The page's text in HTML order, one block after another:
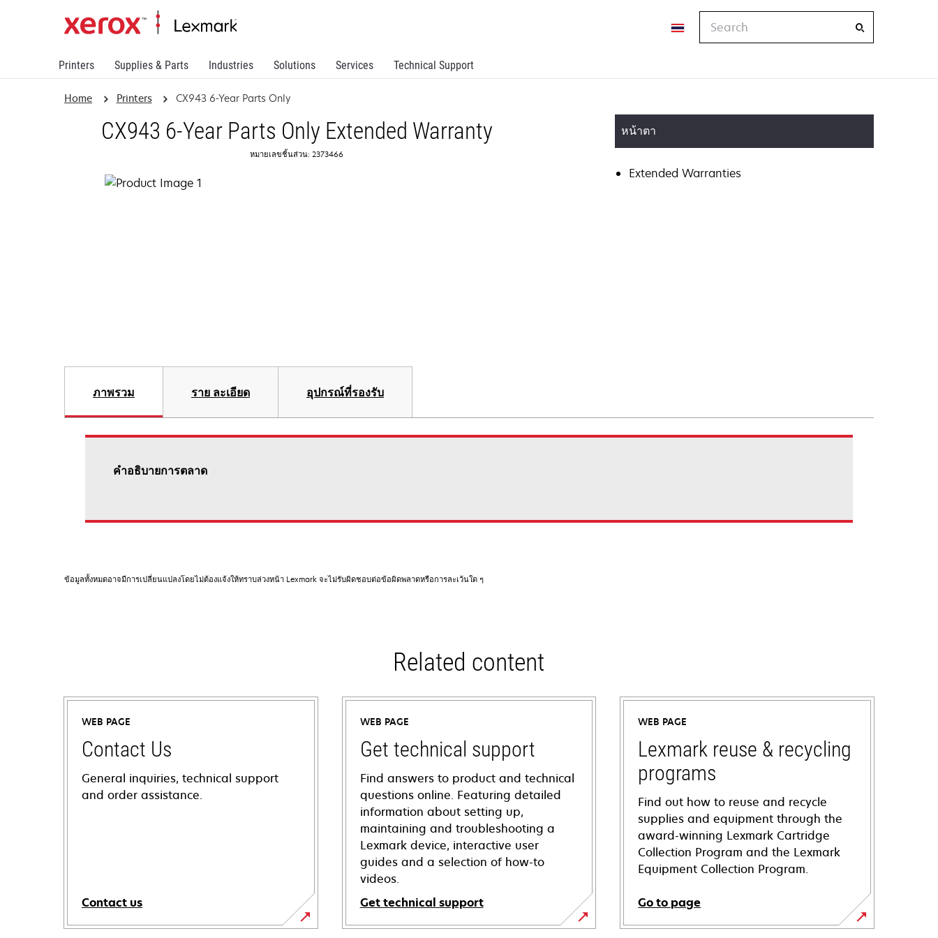
Printers Supplies & Parts Industries Solutions Services Technical Support
Home Printers CX943 6-Year Parts Only
CX943 6-Year Parts Only Extended Warranty
หมายเลขชิ้นส่วน: 2373466
หน้าตา
Extended Warranties
ภาพรวม ราย ละเอียด อุปกรณ์ที่รองรับ
คําอธิบายการตลาด
ข้อมูลทั้งหมดอาจมีการเปลี่ยนแปลงโดยไม่ต้องแจ้งให้ทราบล่วงหน้า Lexmark จะไม่รับผิดชอบต่อข้อผิดพลาดหรือการละเว้นใด ๆ
Related content
WEB PAGE
Contact Us
General inquiries, technical support
and order assistance.
Contact us
WEB PAGE
Get technical support
Find answers to product and technical
questions online. Featuring detailed
information about setting up,
maintaining and troubleshooting a
Lexmark device, interactive user
guides and a selection of how-to
videos.
Get technical support
opens
WEB PAGE
Lexmark reuse & recycling
programs
Find out how to reuse and recycle
supplies and equipment through the
award-winning Lexmark Cartridge
Collection Program and the Lexmark
Equipment Collection Program.
Go to page